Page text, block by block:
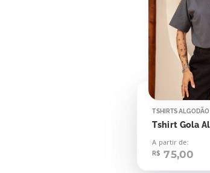
TSHIRTS ALGODÃO
A partir de:
R$ 75,00